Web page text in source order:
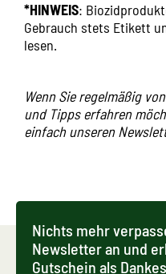
*HINWEIS:
Gebrauch stets Etikett
lesen.
Wenn Sie regelmäßig
und Tipps erfahren
einfach unseren
Nichts mehr
Newsletter an und
Gutschein als